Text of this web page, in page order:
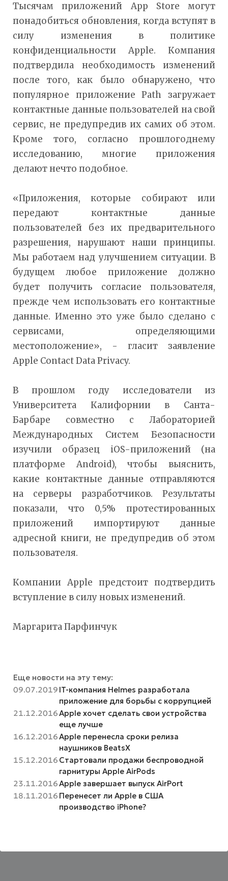
Тысячам приложений App Store могут
понадобиться обновления, когда вступят в
силу изменения в политике
конфиденциальности Apple. Компания
подтвердила необходимость изменений
после того, как было обнаружено, что
популярное приложение Path загружает
контактные данные пользователей на свой
сервис, не предупредив их самих об этом.
Кроме того, согласно прошлогоднему
исследованию, многие приложения
делают нечто подобное.
«Приложения, которые собирают или
передают контактные данные
пользователей без их предварительного
разрешения, нарушают наши принципы.
Мы работаем над улучшением ситуации. В
будущем любое приложение должно
будет получить согласие пользователя,
прежде чем использовать его контактные
данные. Именно это уже было сделано с
сервисами, определяющими
местоположение», - гласит заявление
Apple Contact Data Privacy.
В прошлом году исследователи из
Университета Калифорнии в Санта-
Барбаре совместно с Лабораторией
Международных Систем Безопасности
изучили образец iOS-приложений (на
платформе Android), чтобы выяснить,
какие контактные данные отправляются
на серверы разработчиков. Результаты
показали, что 0,5% протестированных
приложений импортируют данные
адресной книги, не предупредив об этом
пользователя.
Компании Apple предстоит подтвердить
вступление в силу новых изменений.
Маргарита Парфинчук
Еще новости на эту тему:
09.07.2019 IT-компания Helmes разработала
приложение для борьбы с коррупцией
21.12.2016Apple хочет сделать свои устройства
еще лучше
16.12.2016Apple перенесла сроки релиза
наушников BeatsX
15.12.2016 Стартовали продажи беспроводной
гарнитуры Apple AirPods
23.11.2016Apple завершает выпуск AirPort
18.11.2016 Перенесет ли Apple в США
производство iPhone?